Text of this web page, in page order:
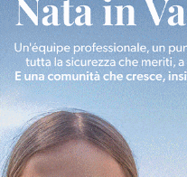
Un anno fa la
Gianni, Giulia e
processo, lo stop ai
Cronaca 3 Agosto 2026
Scomparso da una
Fiorentino l’uomo
Levane nel 2020